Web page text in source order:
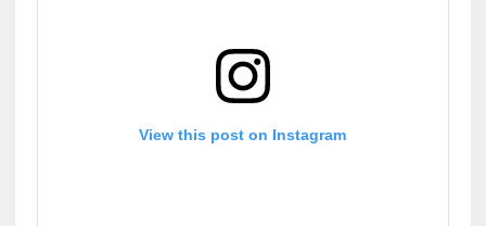
View this post on Instagram